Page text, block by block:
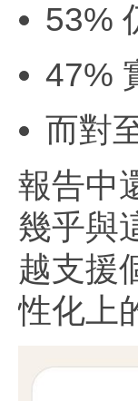
53%
47%
而對
報告中
幾乎與
越支援
性化上